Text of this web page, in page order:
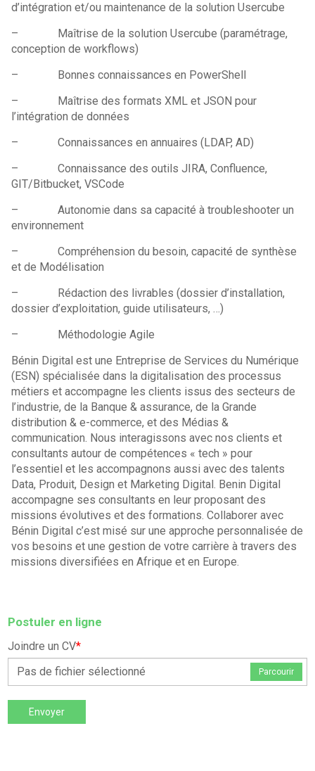
d’intégration et/ou maintenance de la solution Usercube
– Maîtrise de la solution Usercube (paramétrage,
conception de workflows)
– Bonnes connaissances en PowerShell
– Maîtrise des formats XML et JSON pour
l’intégration de données
– Connaissances en annuaires (LDAP, AD)
– Connaissance des outils JIRA, Confluence,
GIT/Bitbucket, VSCode
– Autonomie dans sa capacité à troubleshooter un
environnement
– Compréhension du besoin, capacité de synthèse
et de Modélisation
– Rédaction des livrables (dossier d’installation,
dossier d’exploitation, guide utilisateurs, …)
– Méthodologie Agile
Bénin Digital est une Entreprise de Services du Numérique
(ESN) spécialisée dans la digitalisation des processus
métiers et accompagne les clients issus des secteurs de
l’industrie, de la Banque & assurance, de la Grande
distribution & e-commerce, et des Médias &
communication. Nous interagissons avec nos clients et
consultants autour de compétences « tech » pour
l’essentiel et les accompagnons aussi avec des talents
Data, Produit, Design et Marketing Digital. Benin Digital
accompagne ses consultants en leur proposant des
missions évolutives et des formations. Collaborer avec
Bénin Digital c’est misé sur une approche personnalisée de
vos besoins et une gestion de votre carrière à travers des
missions diversifiées en Afrique et en Europe.
Postuler en ligne
Joindre un CV*
Pas de fichier sélectionné
Parcourir
Envoyer